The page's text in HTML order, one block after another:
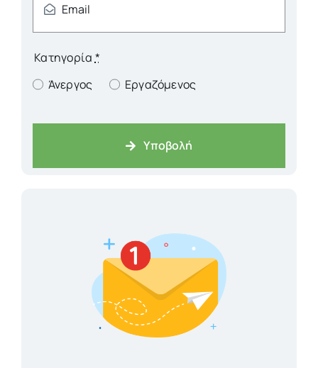
Κατηγορία *
Άνεργος
Εργαζόμενος
Υποβολή